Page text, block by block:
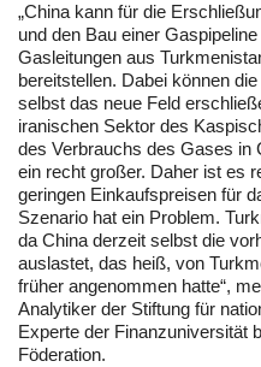
„China kann für die
und den Bau einer
Gasleitungen aus
bereitstellen. Dabei können
selbst das neue Feld
iranischen Sektor des
des Verbrauchs des Gases in
ein recht großer. Daher ist es
geringen Einkaufspreisen für
Szenario hat ein Problem.
da China derzeit selbst die
auslastet, das heiß, von
früher angenommen hatte“,
Analytiker der Stiftung für
Experte der Finanzuniversität
Föderation.